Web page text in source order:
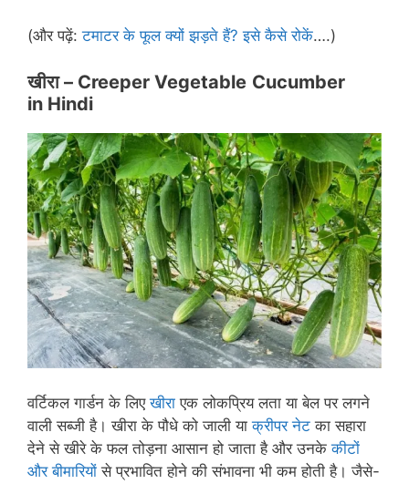
(और पढ़ें:टमाटर के फूल क्यों झड़ते हैं? इसे कैसे रोकें….)
खीरा – Creeper Vegetable Cucumber
in Hindi
वर्टिकल गार्डन के लिएखीरा एक लोकप्रिय लता या बेल पर लगने
वाली सब्जी है। खीरा के पौधे को जाली याक्रीपर नेट का सहारा
देने से खीरे के फल तोड़ना आसान हो जाता है और उनकेकीटों
और बीमारियों से प्रभावित होने की संभावना भी कम होती है। जैसे-